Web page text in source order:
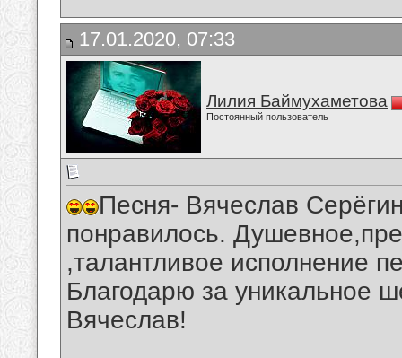
17.01.2020, 07:33
Лилия Баймухаметова
Постоянный пользователь
Песня- Вячеслав
понравилось.
,талантливое исполнение
Благодарю за уникальное
Вячеслав!